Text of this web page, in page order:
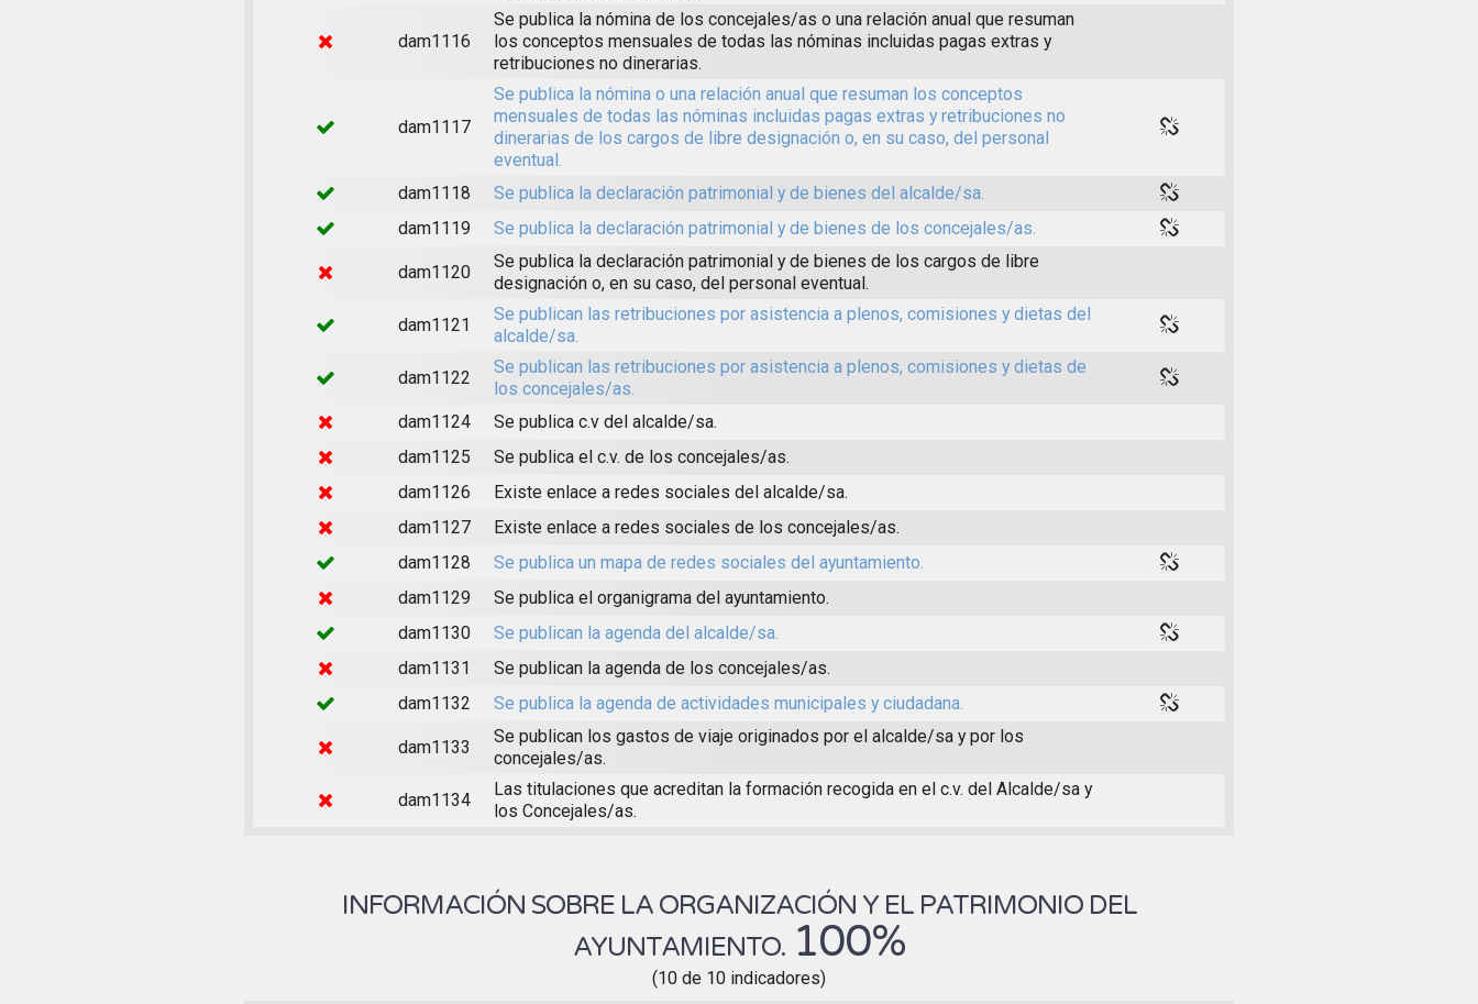
dam1116
Se publica la nómina de los concejales/as o una relación anual que resuman
los conceptos mensuales de todas las nóminas incluidas pagas extras y
retribuciones no dinerarias.
dam1117
Se publica la nómina o una relación anual que resuman los conceptos
mensuales de todas las nóminas incluidas pagas extras y retribuciones no
dinerarias de los cargos de libre designación o, en su caso, del personal
eventual.
dam1118
Se publica la declaración patrimonial y de bienes del alcalde/sa.
dam1119
Se publica la declaración patrimonial y de bienes de los concejales/as.
dam1120
Se publica la declaración patrimonial y de bienes de los cargos de libre
designación o, en su caso, del personal eventual.
dam1121
Se publican las retribuciones por asistencia a plenos, comisiones y dietas del
alcalde/sa.
dam1122
Se publican las retribuciones por asistencia a plenos, comisiones y dietas de
los concejales/as.
dam1124
Se publica c.v del alcalde/sa.
dam1125
Se publica el c.v. de los concejales/as.
dam1126
Existe enlace a redes sociales del alcalde/sa.
dam1127
Existe enlace a redes sociales de los concejales/as.
dam1128
Se publica un mapa de redes sociales del ayuntamiento.
dam1129
Se publica el organigrama del ayuntamiento.
dam1130
Se publican la agenda del alcalde/sa.
dam1131
Se publican la agenda de los concejales/as.
dam1132
Se publica la agenda de actividades municipales y ciudadana.
dam1133
Se publican los gastos de viaje originados por el alcalde/sa y por los
concejales/as.
dam1134
Las titulaciones que acreditan la formación recogida en el c.v. del Alcalde/sa y
los Concejales/as.
INFORMACIÓN SOBRE LA ORGANIZACIÓN Y EL PATRIMONIO DEL
AYUNTAMIENTO. 100%
(10 de 10 indicadores)